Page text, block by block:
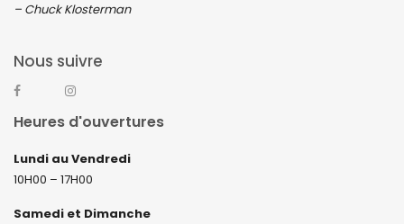
– Chuck Klosterman
Nous suivre
Heures d'ouvertures
Lundi au Vendredi
10H00 – 17H00
Samedi et Dimanche